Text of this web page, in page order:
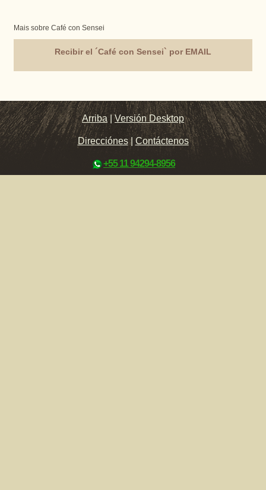
Mais sobre Café con Sensei
Recibir el ´Café con Sensei` por EMAIL
Arriba |Versión Desktop
Direcciónes| Contáctenos
+55 11 94294-8956